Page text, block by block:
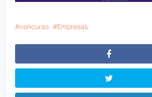
concurso Empresas